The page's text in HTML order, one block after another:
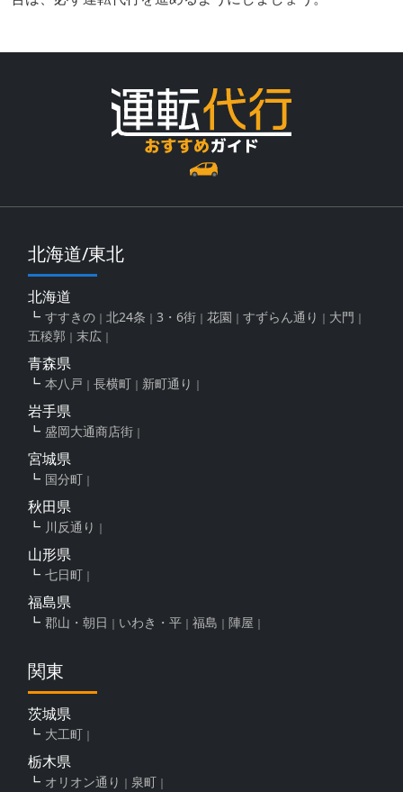
北海道/東北
北海道
すすきの 北24条 3・6街 花園 すずらん通り
大門
五稜郭
末広
青森県
本八戸 長横町 新町通り
岩手県
盛岡大通商店街
宮城県
国分町
秋田県
川反通り
山形県
七日町
福島県
郡山・朝日 いわき・平 福島 陣屋
関東
茨城県
大工町
栃木県
オリオン通り 泉町